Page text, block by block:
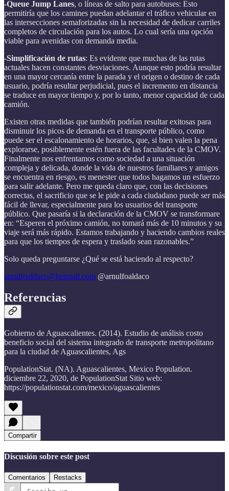
-Queue Jump Lanes, o líneas de salto para autobuses: Esto
permitiría que los camines puedan adelantar el tráfico vehicular en
las intersecciones semaforizadas sin la necesidad de dedicar carriles
completos de circulación para los autos. Lo cual sería una opción
viable para avenidas con demanda media.
-Simplificación de rutas: Es evidente que muchas de las rutas
actuales hacen constantes desviaciones. Aunque esto podría resultar
en una mayor cercanía entre la parada y el origen o destino de cada
usuario, podría resultar perjudicial, pues el incremento en distancia
se traduce en mayor tiempo y, por lo tanto, menor capacidad de cada
camión.
Existen otras medidas que también podrían resultar exitosas para
disminuir los picos de demanda en el transporte público, como
puede ser el escalonamiento de horarios, que, si bien valen la pena
explorarse, posiblemente estén fuera de las facultades de la CMOV.
Finalmente nos enfrentamos como sociedad a una situación
compleja y delicada, donde la vida de nuestros familiares y amigos
se encuentra en riesgo, es menester que todos hagamos un esfuerzo
para salir adelante. Pero me queda claro que, con las decisiones
correctas, el sacrificio que se le pide a cada ciudadano puede ser más
fácil de llevar, especialmente para los usuarios del transporte
público. Que pasaría si la declaración de la CMOV se transformare
en: “Esperen el próximo camión, no tomará más de 10 minutos y su
viaje será más rápido. Estamos trabajando y haciendo cambios reales
para que los tiempos de espera y traslado sean razonables.”
Solo queda preguntarse ¿Qué se está haciendo al respecto?
arnulfoaldaco@hotmail.com @arnulfoaldaco
Referencias
Gobierno de Aguascalientes. (2014). Estudio de análisis costo
beneficio social del sistema integrado de transporte metropolitano
para la ciudad de Aguascalientes, Ags
PopulationStat. (NA). Aguascalientes, Mexico Population.
diciembre 22, 2020, de PopulationStat Sitio web:
https://populationstat.com/mexico/aguascalientes
Compartir
Discusión sobre este post
Comentarios Restacks